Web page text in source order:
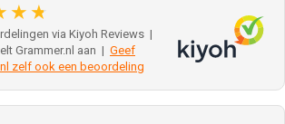
via Kiyoh Reviews |
Grammer.nl aan | Geef
zelf ook een beoordeling